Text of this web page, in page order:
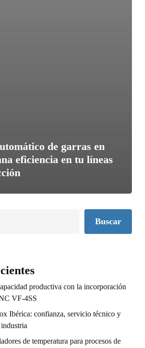
de garras en
eficiencia en tu líneas
Buscar
productiva con la incorporación
VF-4SS
Ibérica: confianza, servicio técnico y
de temperatura para procesos de